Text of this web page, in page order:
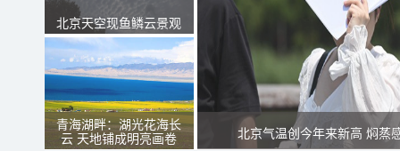
北京天空现鱼鳞云景观
青海湖畔：湖光花海长
云 天地铺成明亮画卷
北京气温创今年来新高 焖蒸